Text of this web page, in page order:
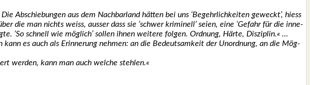
Abschie­bun­gen aus dem Nach­bar­land hät­ten bei uns ‘Begehr­lich­kei­ten geweckt’, hiess
die man nichts weiss, aus­ser dass sie ’schwer kri­mi­nell’ sei­en, eine ‘Gefahr für die inne­
‘So schnell wie mög­lich’ sol­len ihnen wei­te­re fol­gen. Ord­nung, Här­te, Dis­zi­plin.« …
es auch als Erin­ne­rung neh­men: an die Bedeut­sam­keit der Unord­nung, an die Mög­
wer­den, kann man auch wel­che steh­len.«